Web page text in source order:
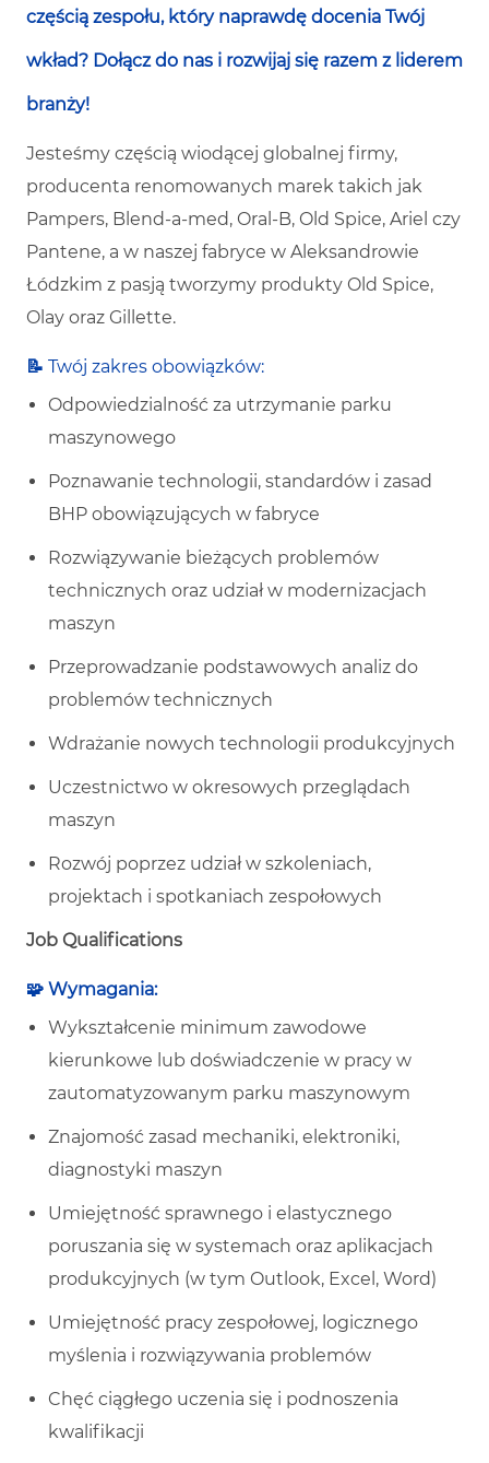
częścią zespołu, który naprawdę docenia Twój
wkład? Dołącz do nas i rozwijaj się razem z liderem
branży!
Jesteśmy częścią wiodącej globalnej firmy,
producenta renomowanych marek takich jak
Pampers, Blend-a-med, Oral-B, Old Spice, Ariel czy
Pantene, a w naszej fabryce w Aleksandrowie
Łódzkim z pasją tworzymy produkty Old Spice,
Olay oraz Gillette.
📝 Twój zakres obowiązków:
Odpowiedzialność za utrzymanie parku
maszynowego
Poznawanie technologii, standardów i zasad
BHP obowiązujących w fabryce
Rozwiązywanie bieżących problemów
technicznych oraz udział w modernizacjach
maszyn
Przeprowadzanie podstawowych analiz do
problemów technicznych
Wdrażanie nowych technologii produkcyjnych
Uczestnictwo w okresowych przeglądach
maszyn
Rozwój poprzez udział w szkoleniach,
projektach i spotkaniach zespołowych
Job Qualifications
🧩 Wymagania:
Wykształcenie minimum zawodowe
kierunkowe lub doświadczenie w pracy w
zautomatyzowanym parku maszynowym
Znajomość zasad mechaniki, elektroniki,
diagnostyki maszyn
Umiejętność sprawnego i elastycznego
poruszania się w systemach oraz aplikacjach
produkcyjnych (w tym Outlook, Excel, Word)
Umiejętność pracy zespołowej, logicznego
myślenia i rozwiązywania problemów
Chęć ciągłego uczenia się i podnoszenia
kwalifikacji